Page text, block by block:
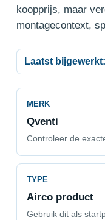
koopprijs, maar
montagecontext,
Laatst
MERK
Qventi
Controleer de
TYPE
Airco product
Gebruik dit als